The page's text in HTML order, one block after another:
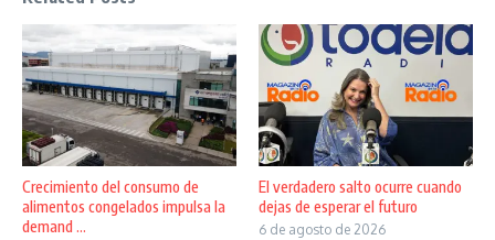
Crecimiento del consumo de
alimentos congelados impulsa la
demand ...
El verdadero salto ocurre cuando
dejas de esperar el futuro
6 de agosto de 2026